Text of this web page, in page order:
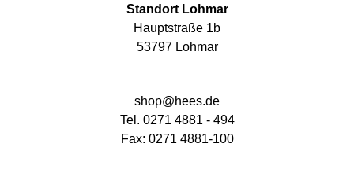
Standort Lohmar
Hauptstraße 1b
53797 Lohmar
shop@hees.de
Tel. 0271 4881 - 494
Fax: 0271 4881-100